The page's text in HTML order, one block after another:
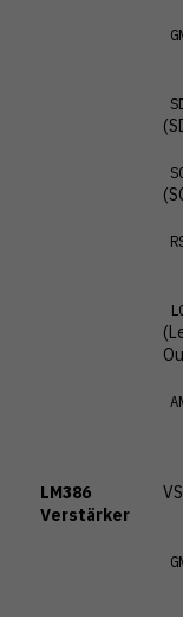
LM386
Verstärker
VS